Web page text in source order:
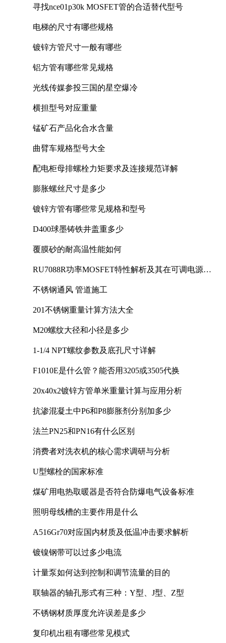
寻找nce01p30k MOSFET管的合适替代型号
电梯的尺寸有哪些规格
镀锌方管尺寸一般有哪些
铝方管有哪些常见规格
光线传媒参投三国的星空爆冷
横担型号对应重量
锰矿石产品化合水含量
曲臂车规格型号大全
配电柜母排螺栓力矩要求及连接规范详解
膨胀螺丝尺寸是多少
镀锌方管有哪些常见规格和型号
D400球墨铸铁井盖重多少
覆膜砂的耐高温性能如何
RU7088R功率MOSFET特性解析及其在可调电源设
不锈钢通风 管道施工
201不锈钢重量计算方法大全
M20螺纹大径和小径是多少
1-1/4 NPT螺纹参数及底孔尺寸详解
F1010E是什么管？能否用3205或3505代换
20x40x2镀锌方管单米重量计算与应用分析
抗渗混凝土中P6和P8膨胀剂分别加多少
法兰PN25和PN16有什么区别
消费者对洗衣机的核心需求调研与分析
U型螺栓的国家标准
煤矿用电热取暖器是否符合防爆电气设备标准
照明母线槽的主要作用是什么
A516Gr70对应国内材质及低温冲击要求解析
镀镍钢带可以过多少电流
计量泵如何达到控制和调节流量的目的
联轴器的轴孔形式有三种：Y型、J型、Z型
不锈钢材质厚度允许误差是多少
复印机出租有哪些常见模式